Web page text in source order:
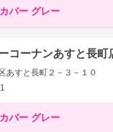
バー グレー
コーナンあすと長町
あすと長町２－３－１０
バー グレー